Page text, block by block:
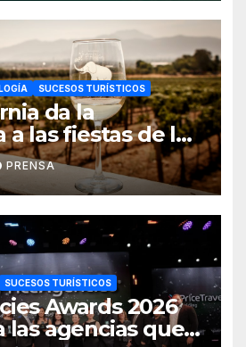
SUCESOS TURÍSTICOS
da la
a las fiestas de la
PRENSA
SUCESOS TURÍSTICOS
Awards 2026
las agencias que